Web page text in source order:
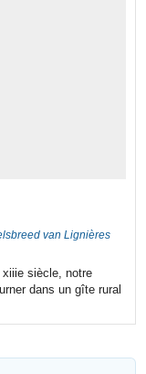
van Lignières
xiiie siècle, notre
dans un gîte rural